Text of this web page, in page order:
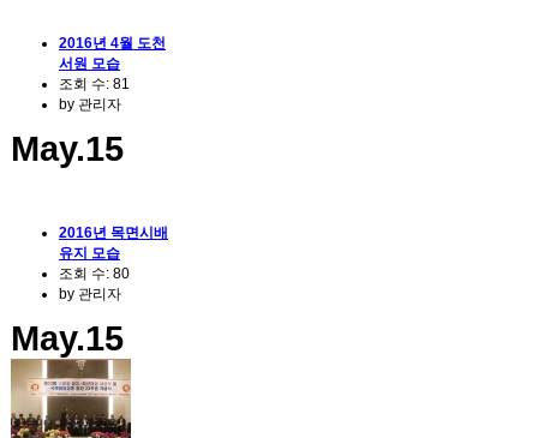
2016년 4월 도천
서원 모습
조회 수: 81
by 관리자
May.15
2016년 목면시배
유지 모습
조회 수: 80
by 관리자
May.15